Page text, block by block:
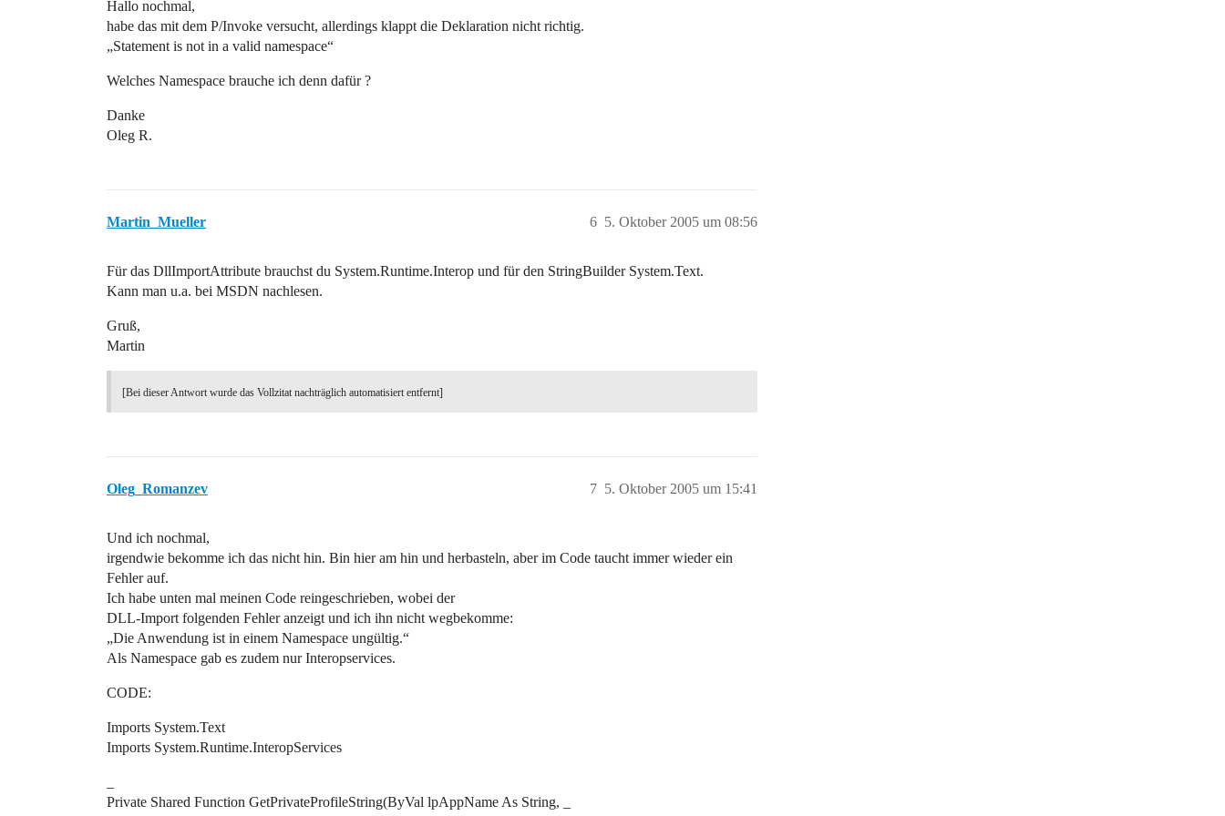
Hallo nochmal,
habe das mit dem P/Invoke versucht, allerdings klappt die Deklaration nicht richtig.
„Statement is not in a valid namespace“
Welches Namespace brauche ich denn dafür ?
Danke
Oleg R.
Martin_Mueller 5. Oktober 2005 um 08:56
6
Für das DllImportAttribute brauchst du System.Runtime.Interop und für den StringBuilder System.Text.
Kann man u.a. bei MSDN nachlesen.
Gruß,
Martin
[Bei dieser Antwort wurde das Vollzitat nachträglich automatisiert entfernt]
Oleg_Romanzev 5. Oktober 2005 um 15:41
7
Und ich nochmal,
irgendwie bekomme ich das nicht hin. Bin hier am hin und herbasteln, aber im Code taucht immer wieder ein
Fehler auf.
Ich habe unten mal meinen Code reingeschrieben, wobei der
DLL-Import folgenden Fehler anzeigt und ich ihn nicht wegbekomme:
„Die Anwendung ist in einem Namespace ungültig.“
Als Namespace gab es zudem nur Interopservices.
CODE:
Imports System.Text
Imports System.Runtime.InteropServices
Private Shared Function GetPrivateProfileString(ByVal lpAppName As String, _